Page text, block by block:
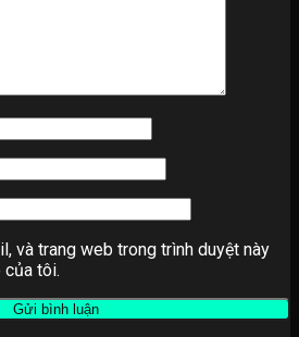
và trang web trong trình duyệt này
của tôi.